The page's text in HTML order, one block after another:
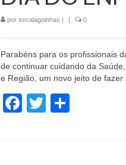
por secalagoinhas | | 0
Parabéns para os profissionais
de continuar cuidando da
e Região, um novo jeito de fazer
Facebook
Twitter